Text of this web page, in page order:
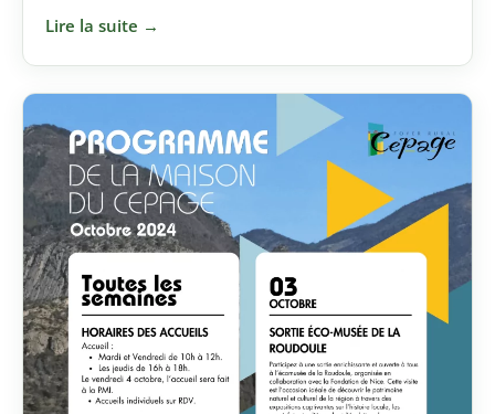
Lire la suite →